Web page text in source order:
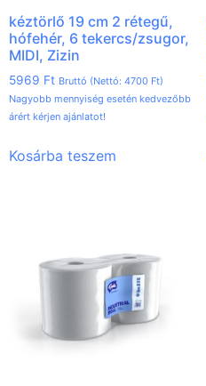
kéztörlő 19 cm 2 rétegű,
hófehér, 6 tekercs/zsugor,
MIDI, Zizin
5969 Ft Bruttó (Nettó: 4700 Ft)
Nagyobb mennyiség esetén kedvezőbb
árért kérjen ajánlatot!
Kosárba teszem